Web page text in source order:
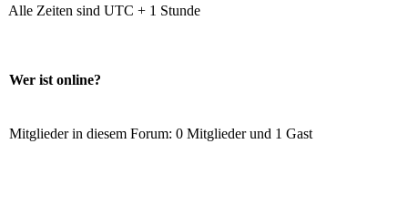
Alle Zeiten sind UTC + 1 Stunde
Wer ist online?
Mitglieder in diesem Forum: 0 Mitglieder und 1 Gast